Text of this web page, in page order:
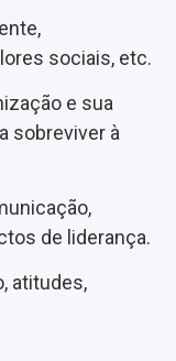
sociais, etc.
e sua
sobreviver à
de liderança.
atitudes,